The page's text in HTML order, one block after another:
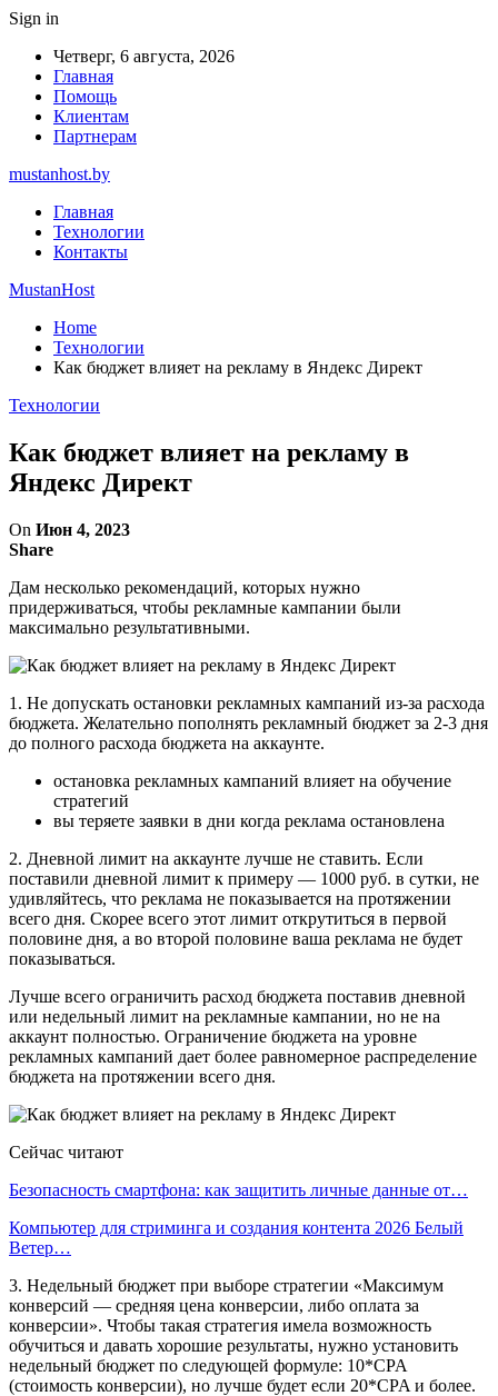
Sign in
Четверг, 6 августа, 2026
Главная
Помощь
Клиентам
Партнерам
mustanhost.by
Главная
Технологии
Контакты
MustanHost
Home
Технологии
Как бюджет влияет на рекламу в Яндекс Директ
Технологии
Как бюджет влияет на рекламу в
Яндекс Директ
On Июн 4, 2023
Share
Дам несколько рекомендаций, которых нужно
придерживаться, чтобы рекламные кампании были
максимально результативными.
1. Не допускать остановки рекламных кампаний из-за расхода
бюджета. Желательно пополнять рекламный бюджет за 2-3 дня
до полного расхода бюджета на аккаунте.
остановка рекламных кампаний влияет на обучение
стратегий
вы теряете заявки в дни когда реклама остановлена
2. Дневной лимит на аккаунте лучше не ставить. Если
поставили дневной лимит к примеру — 1000 руб. в сутки, не
удивляйтесь, что реклама не показывается на протяжении
всего дня. Скорее всего этот лимит открутиться в первой
половине дня, а во второй половине ваша реклама не будет
показываться.
Лучше всего ограничить расход бюджета поставив дневной
или недельный лимит на рекламные кампании, но не на
аккаунт полностью. Ограничение бюджета на уровне
рекламных кампаний дает более равномерное распределение
бюджета на протяжении всего дня.
Сейчас читают
Безопасность смартфона: как защитить личные данные от…
Компьютер для стриминга и создания контента 2026 Белый
Ветер…
3. Недельный бюджет при выборе стратегии «Максимум
конверсий — средняя цена конверсии, либо оплата за
конверсии». Чтобы такая стратегия имела возможность
обучиться и давать хорошие результаты, нужно установить
недельный бюджет по следующей формуле: 10*CPA
(стоимость конверсии), но лучше будет если 20*CPA и более.